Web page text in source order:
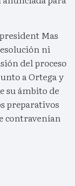
Mas
ni
del proceso
a Ortega y
su ámbito de
preparativos
contravenían